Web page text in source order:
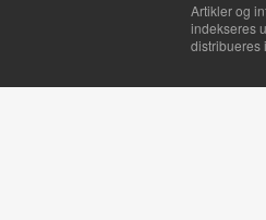
Artikler og
indekseres
distribueres